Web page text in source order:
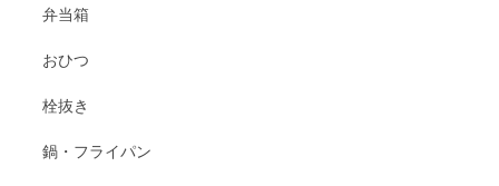
弁当箱
おひつ
栓抜き
鍋・フライパン